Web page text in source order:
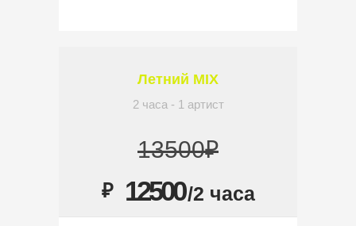
Летний MIX
2 часа - 1 артист
13500₽
₽ 12500/2 часа